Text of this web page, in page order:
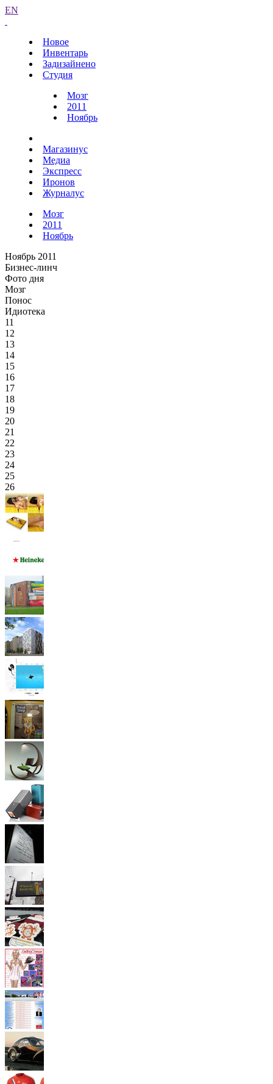
EN
Новое
Инвентарь
Задизайнено
Студия
Мозг
2011
Ноябрь
Магазинус
Медиа
Экспресс
Иронов
Журналус
Мозг
2011
Ноябрь
Ноябрь 2011
Бизнес-линч
Фото дня
Мозг
Понос
Идиотека
11
12
13
14
15
16
17
18
19
20
21
22
23
24
25
26